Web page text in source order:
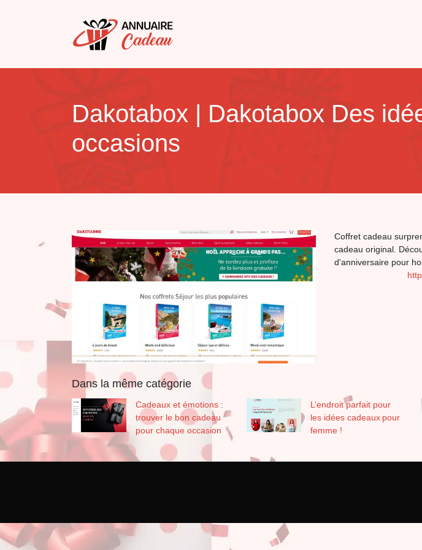
Dakotabox | Dakotabox Des
occasions
Coffret cadeau
cadeau original.
d'anniversaire pour
Dans la même catégorie
Cadeaux et émotions :
trouver le bon cadeau
pour chaque occasion
L’endroit parfait pour
les idées cadeaux pour
femme !